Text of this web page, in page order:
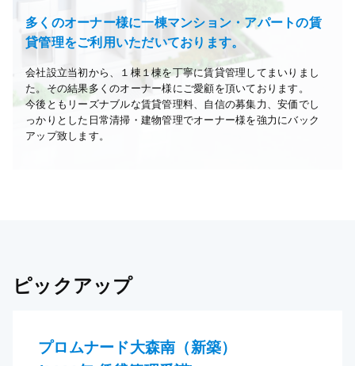
多くのオーナー様に一棟マンション・アパートの賃
貸管理をご利用いただいております。
会社設立当初から、１棟１棟を丁寧に賃貸管理してまいりまし
た。その結果多くのオーナー様にご愛顧を頂いております。
今後ともリーズナブルな賃貸管理料、自信の募集力、安価でし
っかりとした日常清掃・建物管理でオーナー様を強力にバック
アップ致します。
ピックアップ
プロムナード大森南（新築）